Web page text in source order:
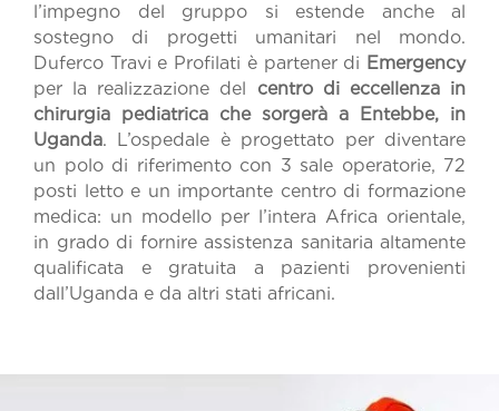
l’impegno del gruppo si estende anche al
sostegno di progetti umanitari nel mondo.
Duferco Travi e Profilati è partener di Emergency
per la realizzazione del centro di eccellenza in
chirurgia pediatrica che sorgerà a Entebbe, in
Uganda. L’ospedale è progettato per diventare
un polo di riferimento con 3 sale operatorie, 72
posti letto e un importante centro di formazione
medica: un modello per l’intera Africa orientale,
in grado di fornire assistenza sanitaria altamente
qualificata e gratuita a pazienti provenienti
dall’Uganda e da altri stati africani.